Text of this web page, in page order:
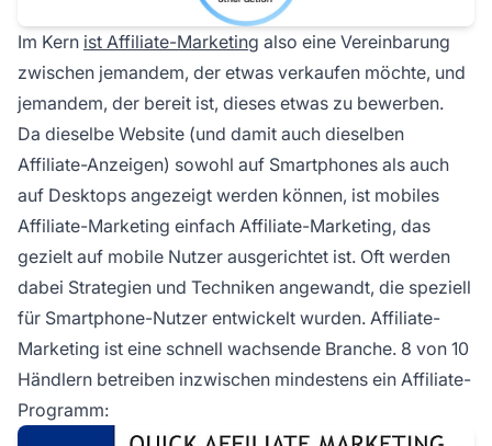
Im Kern ist Affiliate-Marketing also eine Vereinbarung
zwischen jemandem, der etwas verkaufen möchte, und
jemandem, der bereit ist, dieses etwas zu bewerben.
Da dieselbe Website (und damit auch dieselben
Affiliate-Anzeigen) sowohl auf Smartphones als auch
auf Desktops angezeigt werden können, ist mobiles
Affiliate-Marketing einfach Affiliate-Marketing, das
gezielt auf mobile Nutzer ausgerichtet ist. Oft werden
dabei Strategien und Techniken angewandt, die speziell
für Smartphone-Nutzer entwickelt wurden. Affiliate-
Marketing ist eine schnell wachsende Branche. 8 von 10
Händlern betreiben inzwischen mindestens ein Affiliate-
Programm: